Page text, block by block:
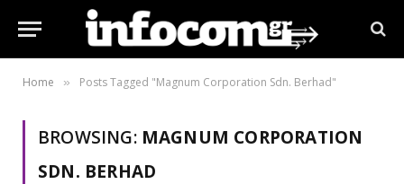
Home » Posts Tagged "Magnum Corporation Sdn. Berhad"
BROWSING: MAGNUM CORPORATION
SDN. BERHAD